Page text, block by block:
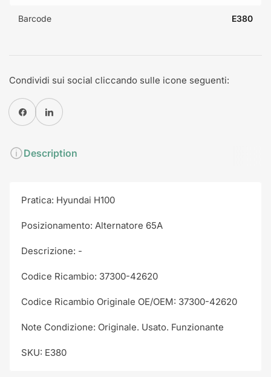
Barcode E380
Condividi sui social cliccando sulle icone seguenti:
Condividi su FacebookCondividi su Pinterest
Description
Pratica: Hyundai H100
Posizionamento: Alternatore 65A
Descrizione: -
Codice Ricambio: 37300-42620
Codice Ricambio Originale OE/OEM: 37300-42620
Note Condizione: Originale. Usato. Funzionante
SKU: E380